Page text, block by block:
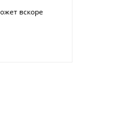
вскоре